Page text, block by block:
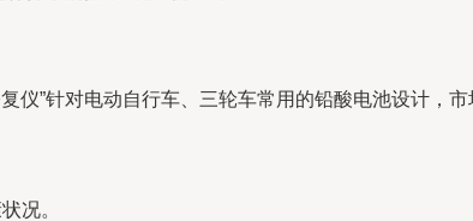
”针对电动自行车、三轮车常用的铅酸电池设计，市
况。